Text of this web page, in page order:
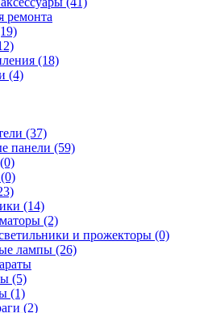
ремонта
(18)
(4)
(37)
панели (59)
(14)
(2)
и прожекторы (0)
лампы (26)
(5)
(1)
(2)